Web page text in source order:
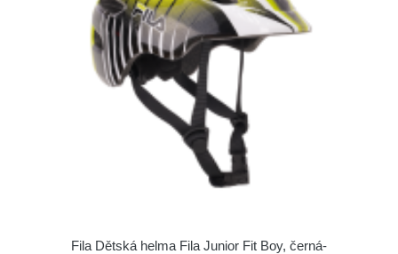
Fila Dětská helma Fila Junior Fit Boy, černá-